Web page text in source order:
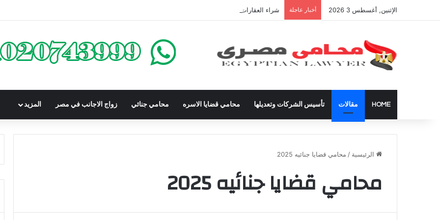
الإثنين, أغسطس 3 2026 أخبار عاجلة شراء العقارات داخل الكومباوندات تحت الإنشاء | أهم البنود التي تحمي المشتري في القانون المصري
HOME مقالات تأسيس الشركات وتعديلها محامي قضايا الاسره محامي جنائي زواج الاجانب في مصر المزيد
الرئيسية / محامي قضايا جنائيه 2025
محامي قضايا جنائيه 2025